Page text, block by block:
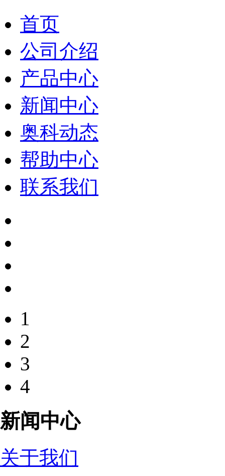
首页
公司介绍
产品中心
新闻中心
奥科动态
帮助中心
联系我们
1
2
3
4
新闻中心
关于我们